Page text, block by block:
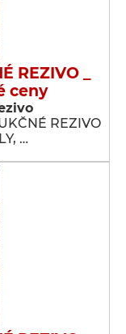
REZIVO _
ceny
REZIVO
…